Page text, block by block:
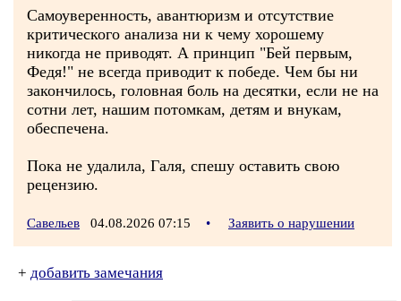
Самоуверенность, авантюризм и отсутствие
критического анализа ни к чему хорошему
никогда не приводят. А принцип "Бей первым,
Федя!" не всегда приводит к победе. Чем бы ни
закончилось, головная боль на десятки, если не на
сотни лет, нашим потомкам, детям и внукам,
обеспечена.
Пока не удалила, Галя, спешу оставить свою
рецензию.
Савельев 04.08.2026 07:15 • Заявить о нарушении
+ добавить замечания